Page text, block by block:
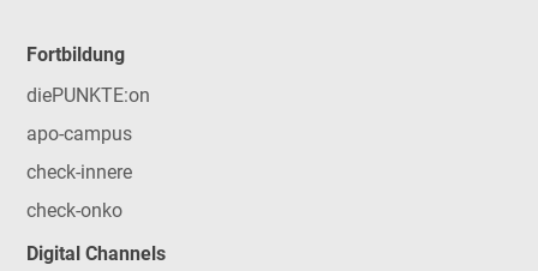
Fortbildung
diePUNKTE:on
apo-campus
check-innere
check-onko
Digital Channels